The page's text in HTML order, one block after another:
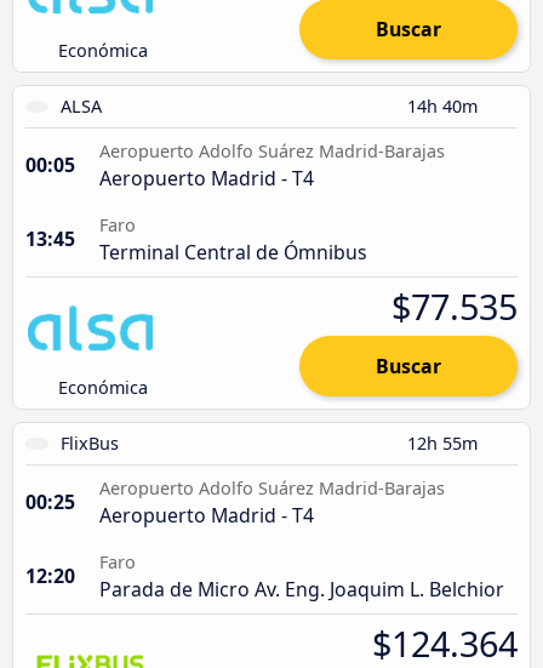
Económica
Buscar
ALSA 14h 40m
00:05
Aeropuerto Adolfo Suárez Madrid-Barajas
Aeropuerto Madrid - T4
13:45
Faro
Terminal Central de Ómnibus
Económica
$77.535
Buscar
FlixBus 12h 55m
00:25
Aeropuerto Adolfo Suárez Madrid-Barajas
Aeropuerto Madrid - T4
12:20
Faro
Parada de Micro Av. Eng. Joaquim L. Belchior
$124.364